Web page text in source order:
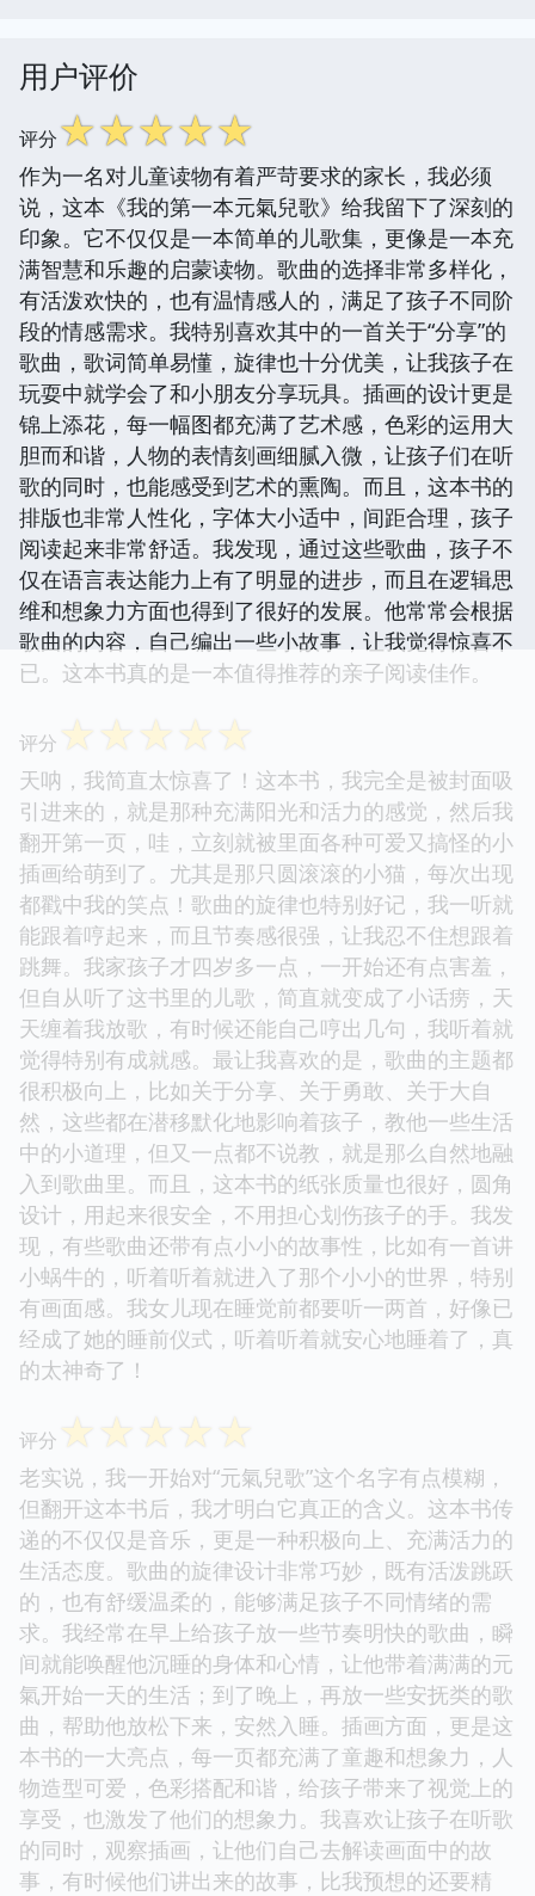
用户评价
评分☆☆☆☆☆
作为一名对儿童读物有着严苛要求的家长，我必须
说，这本《我的第一本元氣兒歌》给我留下了深刻的
印象。它不仅仅是一本简单的儿歌集，更像是一本充
满智慧和乐趣的启蒙读物。歌曲的选择非常多样化，
有活泼欢快的，也有温情感人的，满足了孩子不同阶
段的情感需求。我特别喜欢其中的一首关于“分享”的
歌曲，歌词简单易懂，旋律也十分优美，让我孩子在
玩耍中就学会了和小朋友分享玩具。插画的设计更是
锦上添花，每一幅图都充满了艺术感，色彩的运用大
胆而和谐，人物的表情刻画细腻入微，让孩子们在听
歌的同时，也能感受到艺术的熏陶。而且，这本书的
排版也非常人性化，字体大小适中，间距合理，孩子
阅读起来非常舒适。我发现，通过这些歌曲，孩子不
仅在语言表达能力上有了明显的进步，而且在逻辑思
维和想象力方面也得到了很好的发展。他常常会根据
歌曲的内容，自己编出一些小故事，让我觉得惊喜不
已。这本书真的是一本值得推荐的亲子阅读佳作。
评分 ☆☆☆☆☆
天呐，我简直太惊喜了！这本书，我完全是被封面吸
引进来的，就是那种充满阳光和活力的感觉，然后我
翻开第一页，哇，立刻就被里面各种可爱又搞怪的小
插画给萌到了。尤其是那只圆滚滚的小猫，每次出现
都戳中我的笑点！歌曲的旋律也特别好记，我一听就
能跟着哼起来，而且节奏感很强，让我忍不住想跟着
跳舞。我家孩子才四岁多一点，一开始还有点害羞，
但自从听了这书里的儿歌，简直就变成了小话痨，天
天缠着我放歌，有时候还能自己哼出几句，我听着就
觉得特别有成就感。最让我喜欢的是，歌曲的主题都
很积极向上，比如关于分享、关于勇敢、关于大自
然，这些都在潜移默化地影响着孩子，教他一些生活
中的小道理，但又一点都不说教，就是那么自然地融
入到歌曲里。而且，这本书的纸张质量也很好，圆角
设计，用起来很安全，不用担心划伤孩子的手。我发
现，有些歌曲还带有点小小的故事性，比如有一首讲
小蜗牛的，听着听着就进入了那个小小的世界，特别
有画面感。我女儿现在睡觉前都要听一两首，好像已
经成了她的睡前仪式，听着听着就安心地睡着了，真
的太神奇了！
评分 ☆☆☆☆☆
老实说，我一开始对“元氣兒歌”这个名字有点模糊，
但翻开这本书后，我才明白它真正的含义。这本书传
递的不仅仅是音乐，更是一种积极向上、充满活力的
生活态度。歌曲的旋律设计非常巧妙，既有活泼跳跃
的，也有舒缓温柔的，能够满足孩子不同情绪的需
求。我经常在早上给孩子放一些节奏明快的歌曲，瞬
间就能唤醒他沉睡的身体和心情，让他带着满满的元
氣开始一天的生活；到了晚上，再放一些安抚类的歌
曲，帮助他放松下来，安然入睡。插画方面，更是这
本书的一大亮点，每一页都充满了童趣和想象力，人
物造型可爱，色彩搭配和谐，给孩子带来了视觉上的
享受，也激发了他们的想象力。我喜欢让孩子在听歌
的同时，观察插画，让他们自己去解读画面中的故
事，有时候他们讲出来的故事，比我预想的还要精